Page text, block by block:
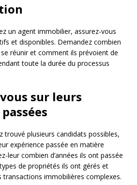
un agent immobilier, assurez-vous
et disponibles. Demandez combien
réunir et comment ils prévoient de
toute la durée du processus
sur leurs
trouvé plusieurs candidats possibles,
expérience passée en matière
leur combien d’années ils ont passée
de propriétés ils ont gérés et
immobilières complexes.